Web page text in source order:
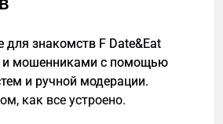
для знакомств F Date&Eat
и мошенниками с помощью
и ручной модерации.
как все устроено.